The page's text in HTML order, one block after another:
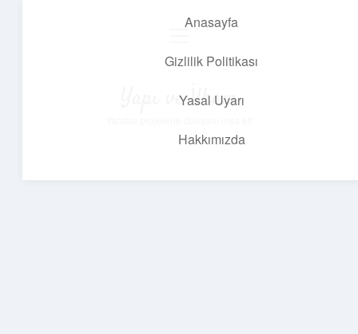
Anasayfa
Gizlilik Politikası
Yasal Uyarı
Hakkımızda
Yapı ve İlham